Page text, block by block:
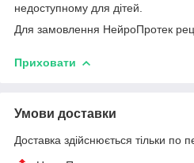
недоступному для дітей.
Для замовлення НейроПротек
Приховати
Умови доставки
Доставка здійснюється тільки по